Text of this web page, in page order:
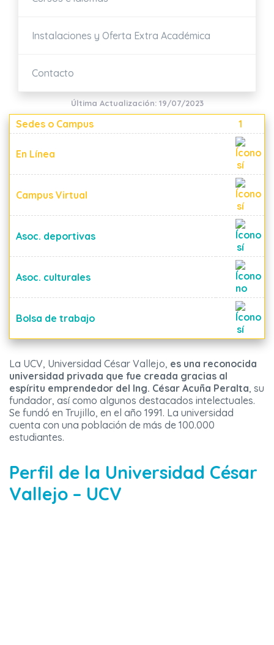
Instalaciones y Oferta Extra Académica
Contacto
Última Actualización: 19/07/2023
Sedes o Campus 1
En Línea
Campus Virtual
Asoc. deportivas
Asoc. culturales
Bolsa de trabajo
La UCV, Universidad César Vallejo, es una reconocida
universidad privada que fue creada gracias al
espíritu emprendedor del Ing. César Acuña Peralta, su
fundador, así como algunos destacados intelectuales.
Se fundó en Trujillo, en el año 1991. La universidad
cuenta con una población de más de 100.000
estudiantes.
Perfil de la Universidad César
Vallejo – UCV